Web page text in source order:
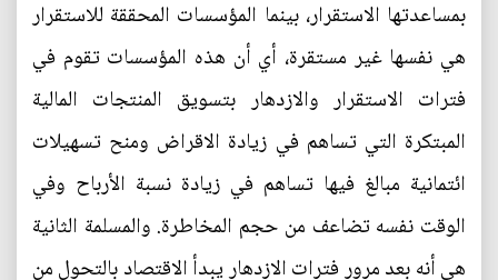
بمساعدتها الاستقرار، بينما المؤسسات المحققة للاستقرار
هي نفسها غير مستقرة، أي أن هذه المؤسسات تقوم في
فترات الاستقرار والازدهار بتسويق المنتجات المالية
المبتكرة التي تساهم في زيادة الاقراض ومنح تسهيلات
ائتمانية مبالغ فيها تساهم في زيادة نسبة الأرباح وفي
الوقت نفسه تضاعف من حجم المخاطرة. والمسلمة الثانية
هي أنه بعد مرور فترات الازدهار يبدأ الاقتصاد بالتحول من